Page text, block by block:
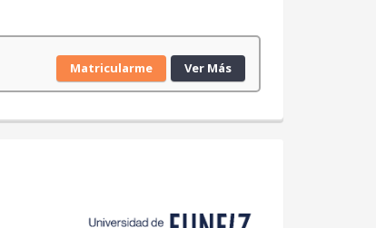
Matricularme Ver Más